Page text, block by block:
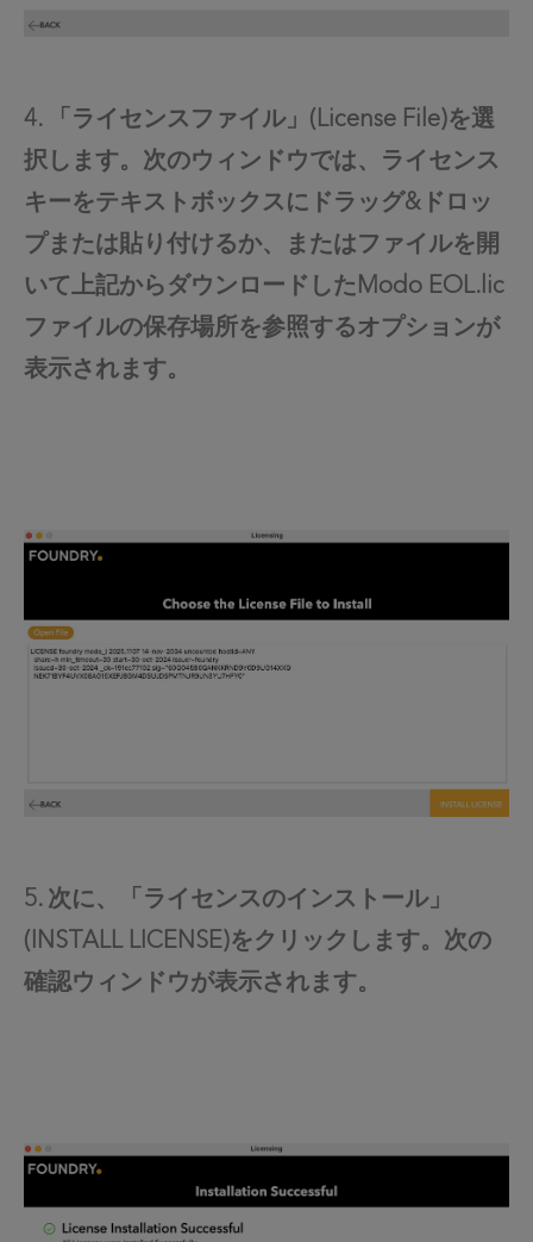
4. 「ライセンスファイル」(License File)を選
択します。次のウィンドウでは、ライセンス
キーをテキストボックスにドラッグ&ドロッ
プまたは貼り付けるか、またはファイルを開
いて上記からダウンロードしたModo EOL.lic
ファイルの保存場所を参照するオプションが
表示されます。
5. 次に、「ライセンスのインストール」
(INSTALL LICENSE)をクリックします。次の
確認ウィンドウが表示されます。